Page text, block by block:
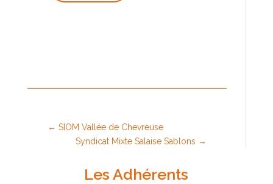
← SIOM Vallée de Chevreuse
Syndicat Mixte Salaise Sablons →
Les Adhérents